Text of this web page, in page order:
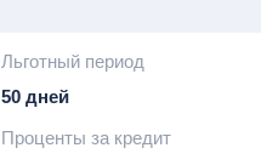
оплаты товаров и услуг
от 20 000 руб. / общий
240 000 руб. (если срок с
Льготный период
50 дней
Проценты за кредит